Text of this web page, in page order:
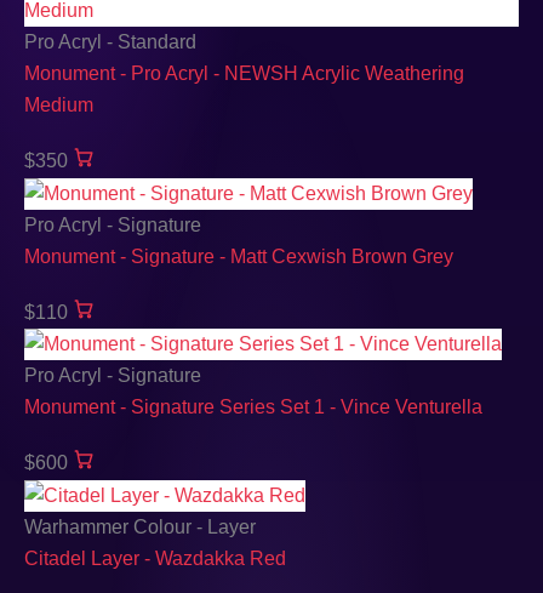
Pro Acryl - Standard
Monument - Pro Acryl - NEWSH Acrylic Weathering
Medium
$350
Pro Acryl - Signature
Monument - Signature - Matt Cexwish Brown Grey
$110
Pro Acryl - Signature
Monument - Signature Series Set 1 - Vince Venturella
$600
Warhammer Colour - Layer
Citadel Layer - Wazdakka Red